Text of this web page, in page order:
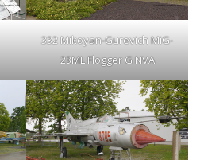
332 Mikoyan-Gurevich MiG-
23ML Flogger G NVA